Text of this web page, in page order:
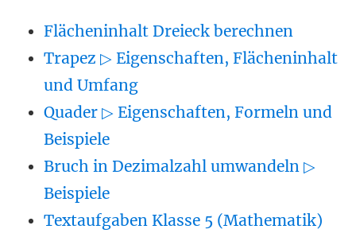
Flächeninhalt Dreieck berechnen
Trapez ▷ Eigenschaften, Flächeninhalt
und Umfang
Quader ▷ Eigenschaften, Formeln und
Beispiele
Bruch in Dezimalzahl umwandeln ▷
Beispiele
Textaufgaben Klasse 5 (Mathematik)